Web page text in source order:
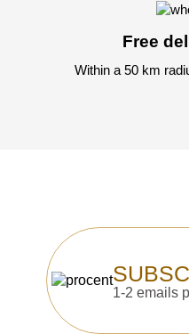
Free
Within a 50 km
1-2 emails